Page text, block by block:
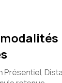
Présentiel,